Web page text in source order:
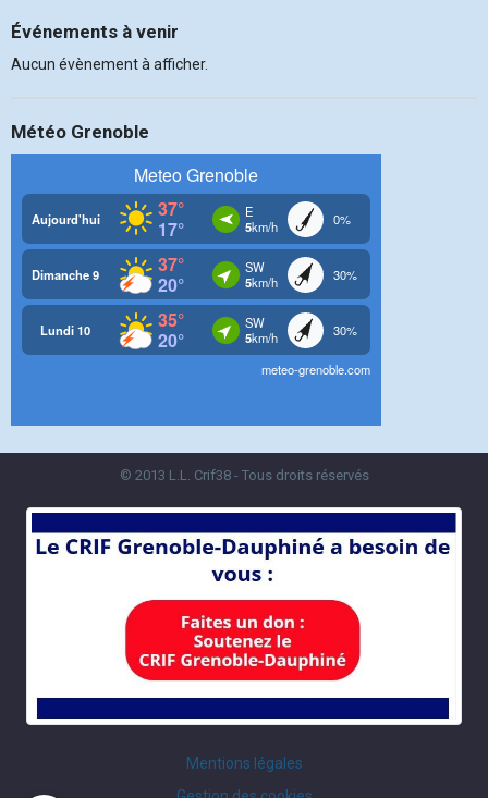
Événements à venir
Aucun évènement à afficher.
Météo Grenoble
© 2013 L.L. Crif38 - Tous droits réservés
Mentions légales